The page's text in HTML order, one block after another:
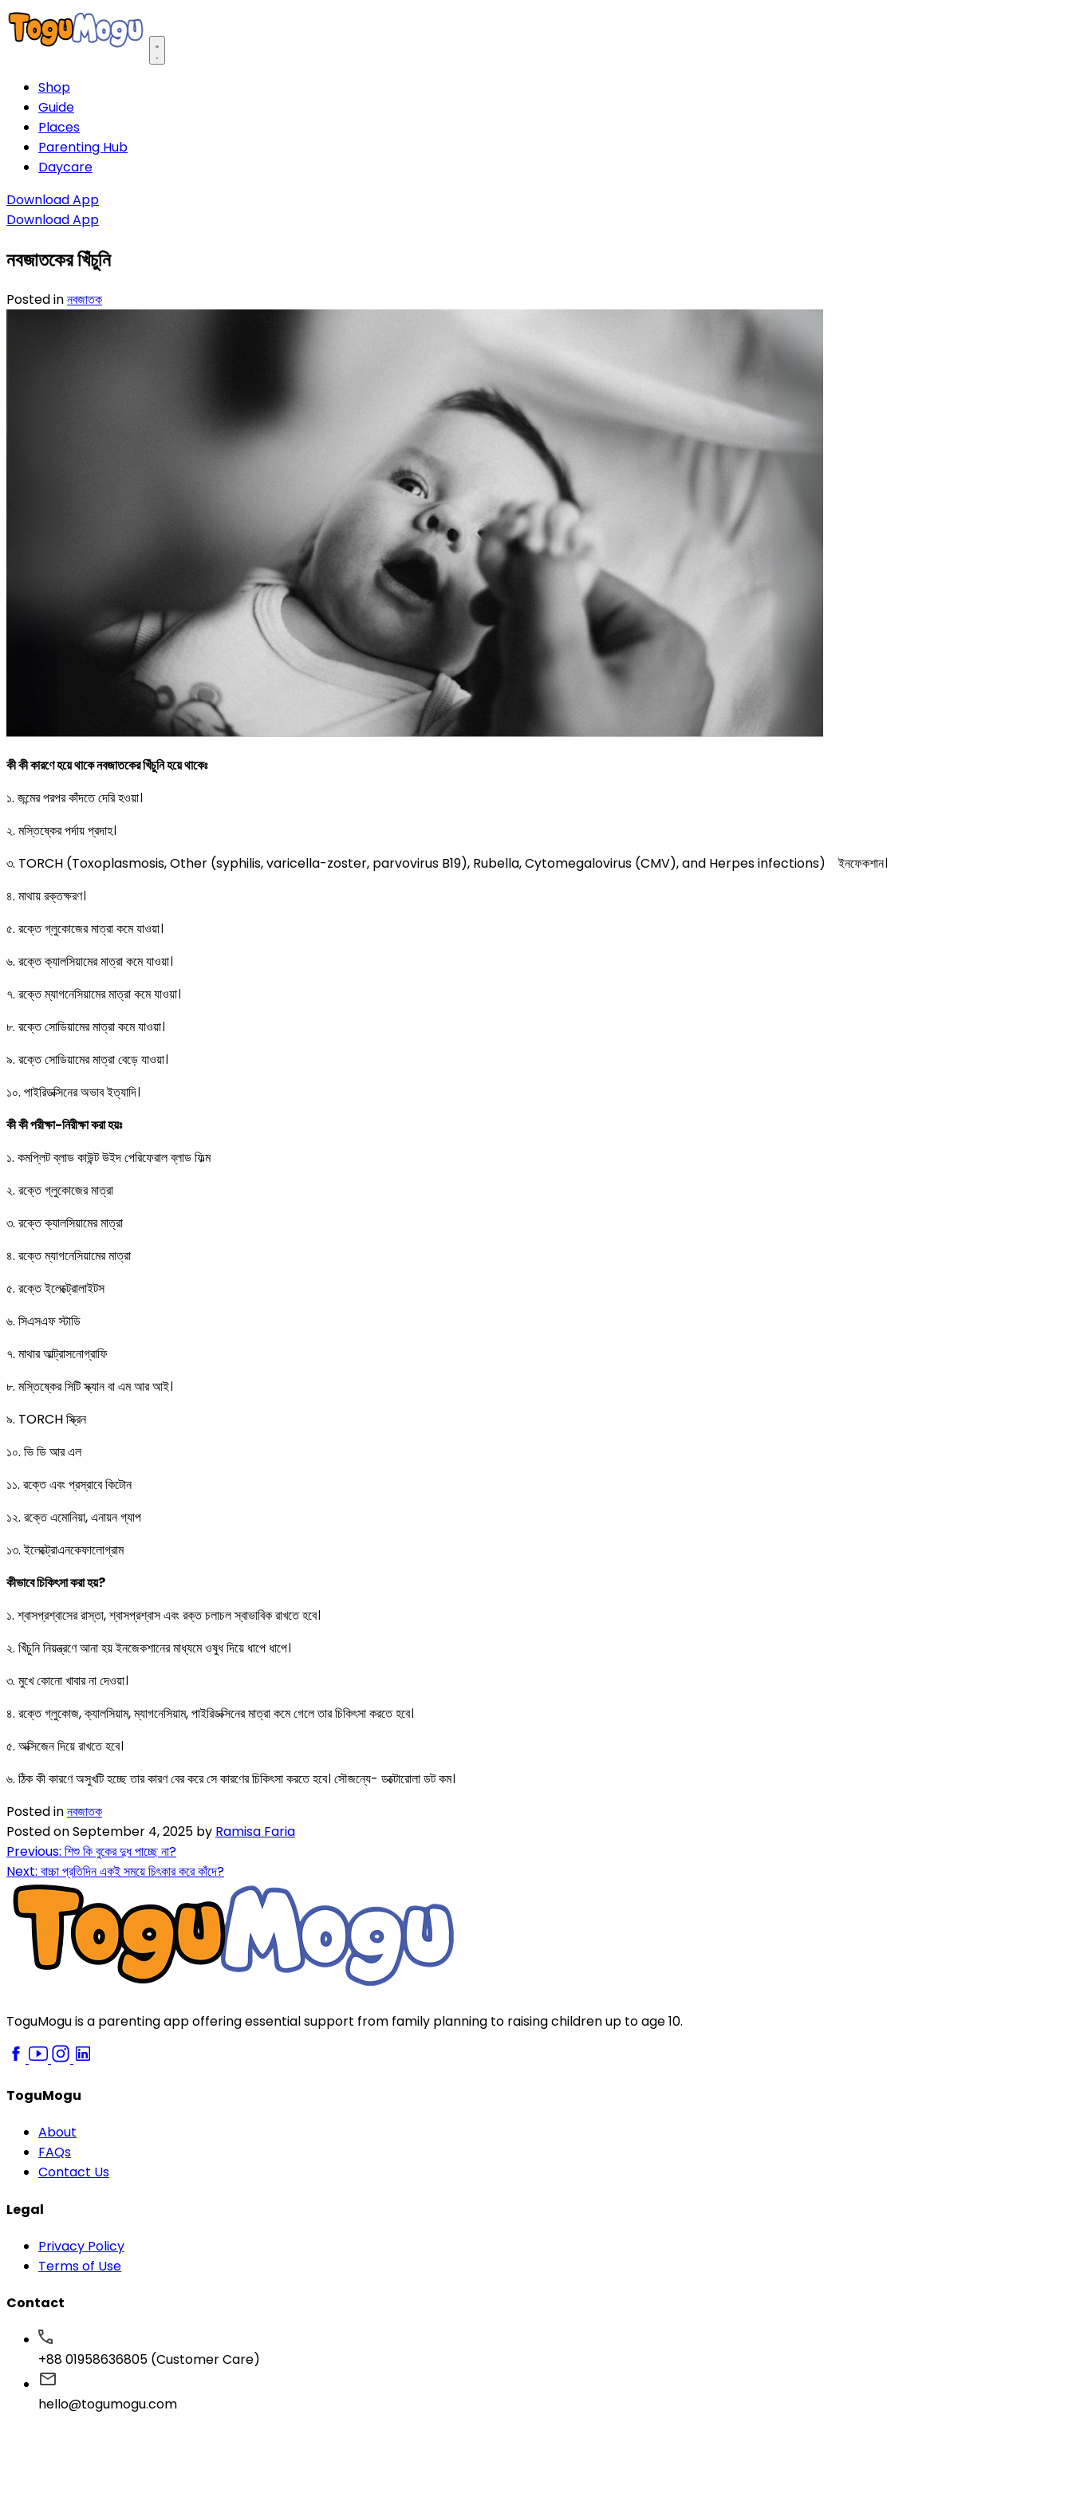
Open main menu
Shop
Guide
Places
Parenting Hub
Daycare
Download App
Download App
নবজাতকের খিঁচুনি
Posted inনবজাতক
কী কী কারণে হয়ে থাকে নবজাতকের খিঁচুনি হয়ে থাকেঃ
১. জন্মের পরপর কাঁদতে দেরি হওয়া।
২. মস্তিষ্কের পর্দায় প্রদাহ।
৩. TORCH (Toxoplasmosis, Other (syphilis, varicella-zoster, parvovirus B19), Rubella, Cytomegalovirus (CMV), and Herpes infections) ইনফেকশান।
৪. মাথায় রক্তক্ষরণ।
৫. রক্তে গ্লুকোজের মাত্রা কমে যাওয়া।
৬. রক্তে ক্যালসিয়ামের মাত্রা কমে যাওয়া।
৭. রক্তে ম্যাগনেসিয়ামের মাত্রা কমে যাওয়া।
৮. রক্তে সোডিয়ামের মাত্রা কমে যাওয়া।
৯. রক্তে সোডিয়ামের মাত্রা বেড়ে যাওয়া।
১০. পাইরিডক্সিনের অভাব ইত্যাদি।
কী কী পরীক্ষা-নিরীক্ষা করা হয়ঃ
১. কমপ্লিট ব্লাড কাউন্ট উইদ পেরিফেরাল ব্লাড ফিল্ম
২. রক্তে গ্লুকোজের মাত্রা
৩. রক্তে ক্যালসিয়ামের মাত্রা
৪. রক্তে ম্যাগনেসিয়ামের মাত্রা
৫. রক্তে ইলেক্ট্রোলাইটস
৬. সিএসএফ স্টাডি
৭. মাথার আল্ট্রাসনোগ্রাফি
৮. মস্তিষ্কের সিটি স্ক্যান বা এম আর আই।
৯. TORCH স্ক্রিন
১০. ভি ডি আর এল
১১. রক্তে এবং প্রস্রাবে কিটোন
১২. রক্তে এমোনিয়া, এনায়ন গ্যাপ
১৩. ইলেক্ট্রোএনকেফালোগ্রাম
কীভাবে চিকিৎসা করা হয়?
১. শ্বাসপ্রশ্বাসের রাস্তা, শ্বাসপ্রশ্বাস এবং রক্ত চলাচল স্বাভাবিক রাখতে হবে।
২. খিঁচুনি নিয়ন্ত্রণে আনা হয় ইনজেকশানের মাধ্যমে ওষুধ দিয়ে ধাপে ধাপে।
৩. মুখে কোনো খাবার না দেওয়া।
৪. রক্তে গ্লুকোজ, ক্যালসিয়াম, ম্যাগনেসিয়াম, পাইরিডক্সিনের মাত্রা কমে গেলে তার চিকিৎসা করতে হবে।
৫. অক্সিজেন দিয়ে রাখতে হবে।
৬. ঠিক কী কারণে অসুখটি হচ্ছে তার কারণ বের করে সে কারণের চিকিৎসা করতে হবে। সৌজন্যে- ডক্টোরোলা ডট কম।
Posted inনবজাতক
Posted onSeptember 4, 2025 by Ramisa Faria
Previous: শিশু কি বুকের দুধ পাচ্ছে না?
Next: বাচ্চা প্রতিদিন একই সময়ে চিৎকার করে কাঁদে?
ToguMogu is a parenting app offering essential support from family planning to raising children up to age 10.
ToguMogu
About
FAQs
Contact Us
Legal
Privacy Policy
Terms of Use
Contact
+88 01958636805 (Customer Care)
hello@togumogu.com